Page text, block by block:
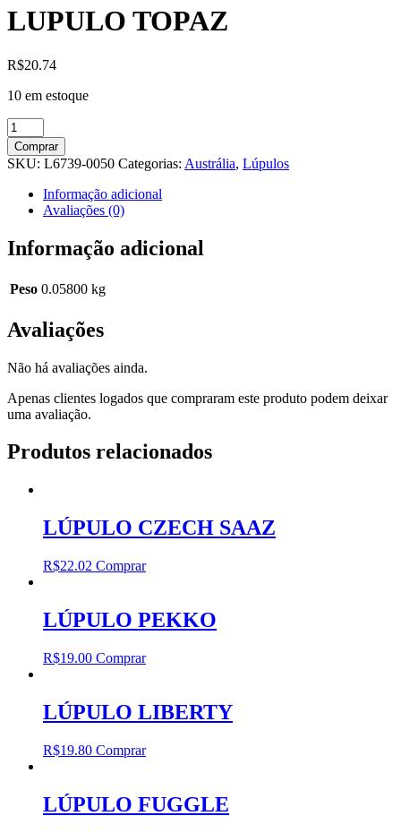
LUPULO TOPAZ
R$20.74
10 em estoque
LUPULO
TOPAZ
quantidade
Comprar
SKU: L6739-0050 Categorias: Austrália, Lúpulos
Informação adicional
Avaliações (0)
Informação adicional
Peso 0.05800 kg
Avaliações
Não há avaliações ainda.
Apenas clientes logados que compraram este produto podem deixar
uma avaliação.
Produtos relacionados
LÚPULO CZECH SAAZ
R$22.02 Comprar
LÚPULO PEKKO
R$19.00 Comprar
LÚPULO LIBERTY
R$19.80 Comprar
LÚPULO FUGGLE